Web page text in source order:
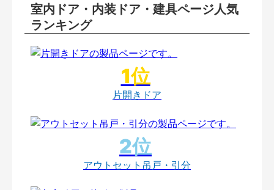
室内ドア・内装ドア・建具ページ人気
ランキング
片開きドア
アウトセット吊戸・引分